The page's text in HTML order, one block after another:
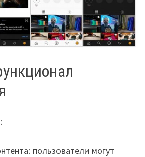
пользователи могут